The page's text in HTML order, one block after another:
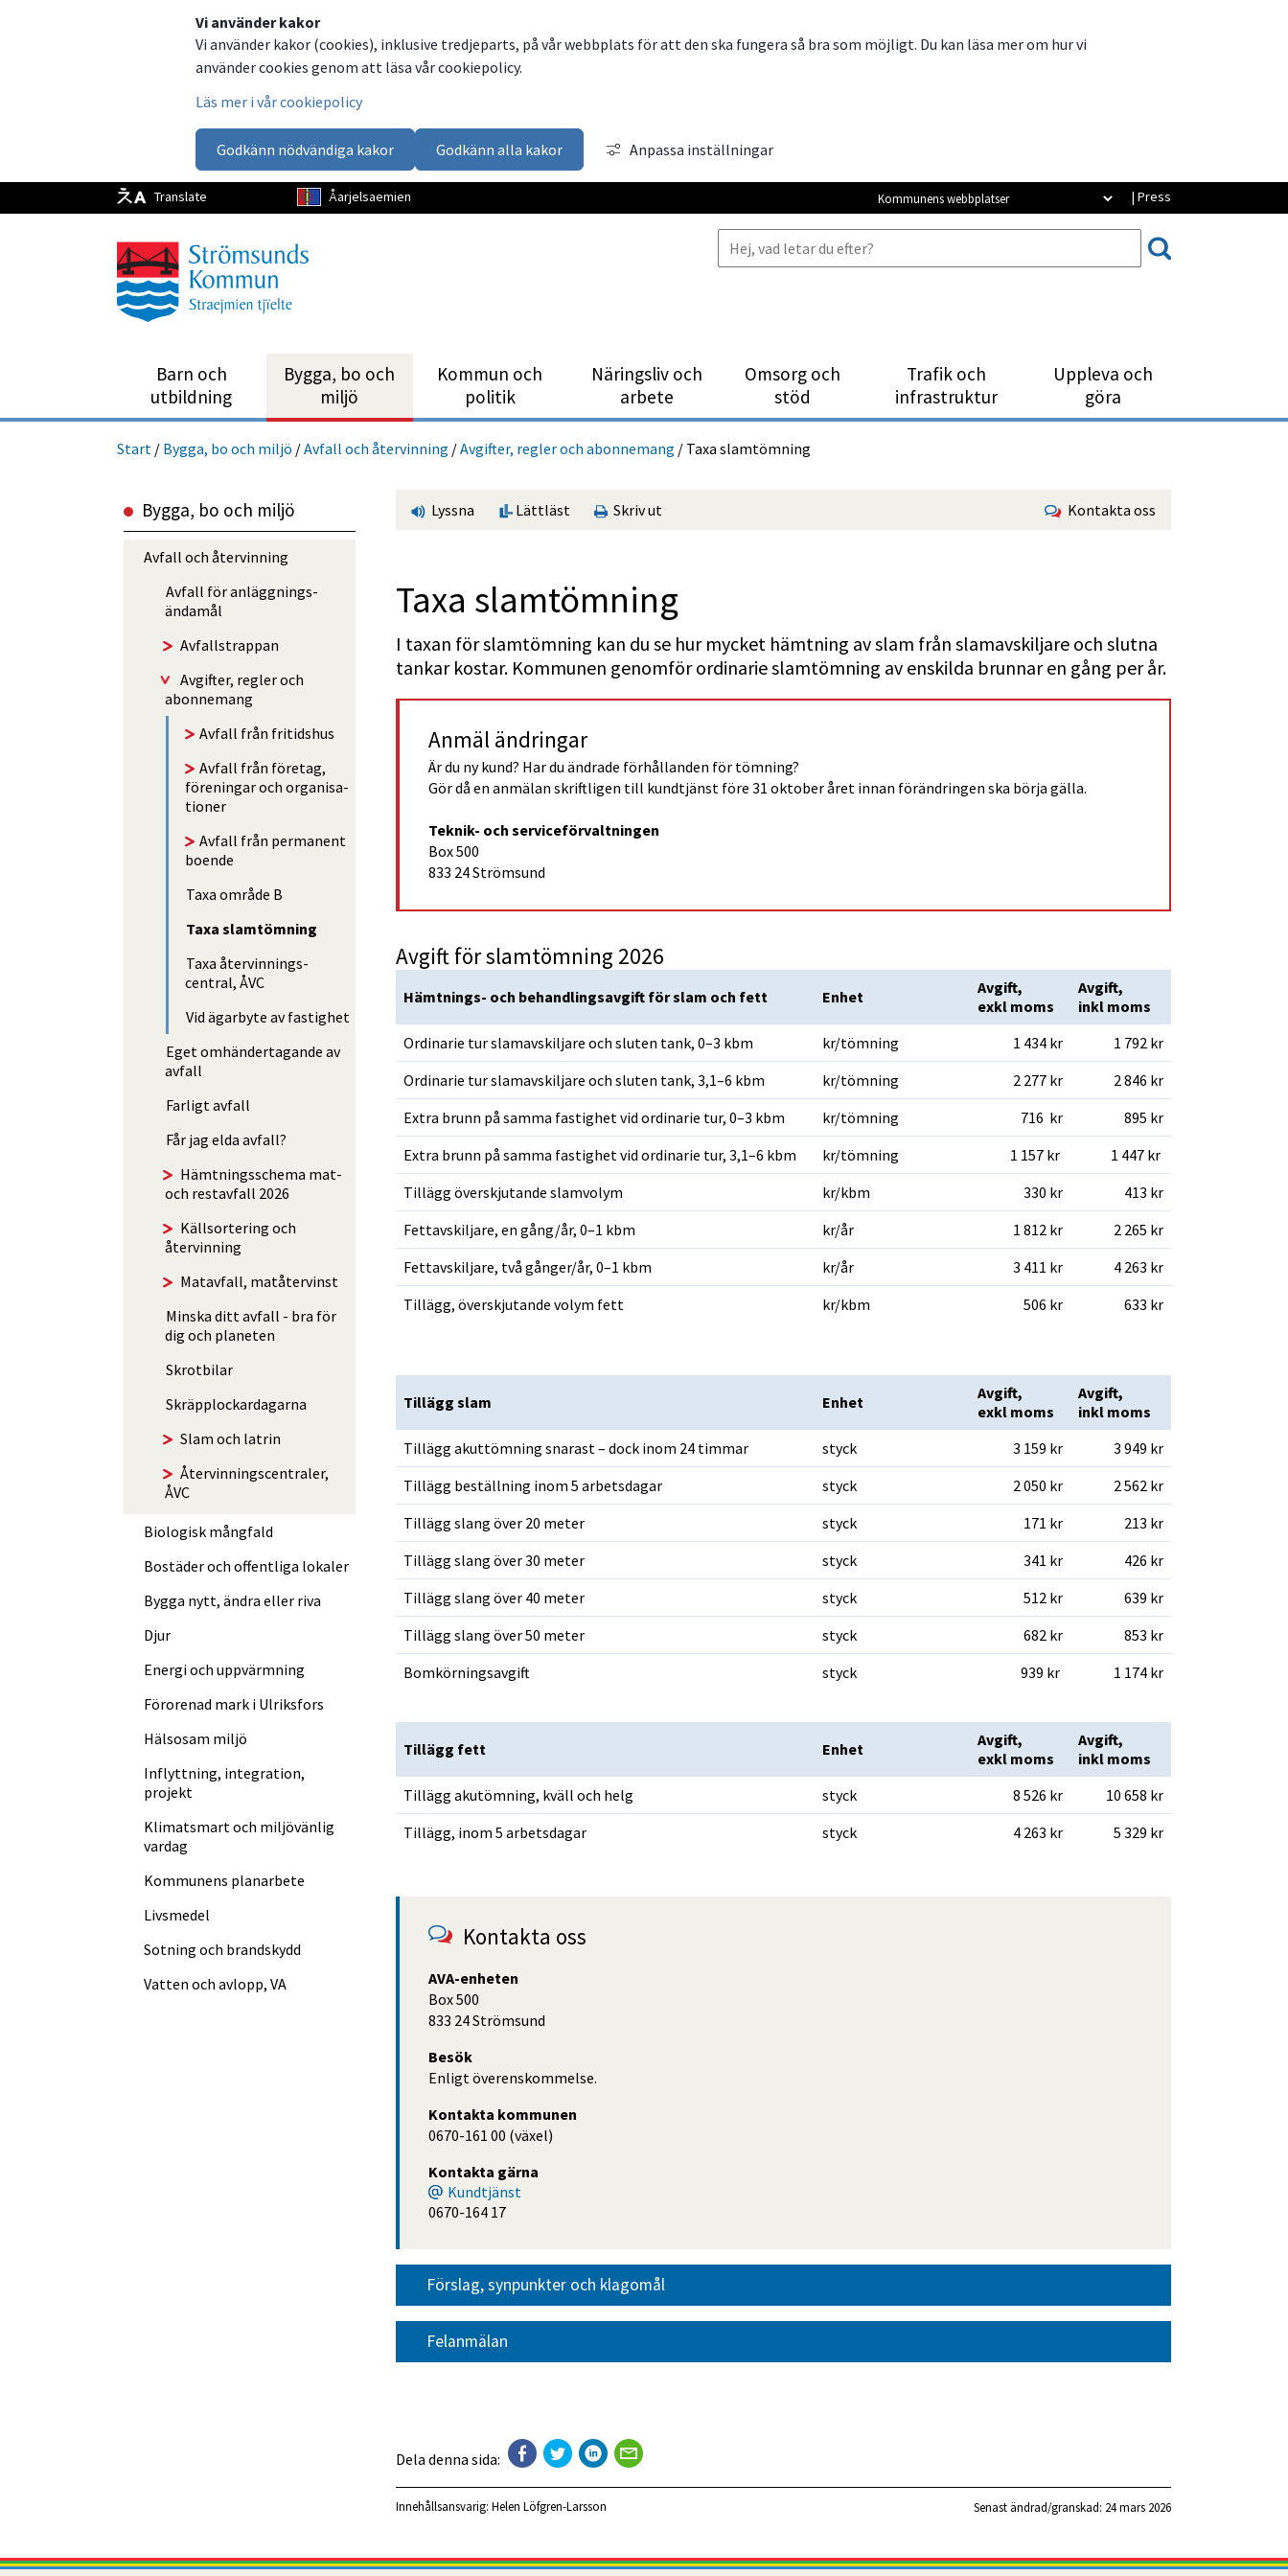
Vi använder kakor
Vi använder kakor (cookies), inklusive tredjeparts, på vår webbplats för att den ska fungera så bra som möjligt. Du kan läsa mer om hur vi
använder cookies genom att läsa vår cookiepolicy.
Läs mer i vår cookiepolicy
Godkänn nödvändiga kakor Godkänn alla kakor Anpassa inställningar
Translate Åarjelsaemien | Press
Kommunens webbplatser
Barn och
utbild­ning
Bygga, bo och
miljö
Kommun och
politik
Närings­liv och
arbete
Omsorg och
stöd
Trafik och
infrastruktur
Uppleva och
göra
Start / Bygga, bo och miljö /Avfall och återvinning /Avgifter, regler och abonnemang / Taxa slamtömning
Lyssna Lättläst Skriv ut Kontakta oss
Taxa slamtömning
I taxan för slamtömning kan du se hur mycket hämtning av slam från slamavskiljare och slutna
tankar kostar. Kommunen genomför ordinarie slamtömning av enskilda brunnar en gång per år.
Anmäl ändringar
Är du ny kund? Har du ändrade förhållanden för tömning?
Gör då en anmälan skriftligen till kundtjänst före 31 oktober året innan förändringen ska börja gälla.
Teknik- och serviceförvaltningen
Box 500
833 24 Strömsund
Avgift för slamtömning 2026
Hämtnings- och behandlingsavgift för slam och fett Enhet
Avgift,
exkl moms
Avgift,
inkl moms
Ordinarie tur slamavskiljare och sluten tank, 0–3 kbm
kr/tömning 1 434 kr
1 792 kr
Ordinarie tur slamavskiljare och sluten tank, 3,1–6 kbm
kr/tömning 2 277 kr
2 846 kr
Extra brunn på samma fastighet vid ordinarie tur, 0–3 kbm
kr/tömning 716  kr
895 kr
Extra brunn på samma fastighet vid ordinarie tur, 3,1–6 kbm
kr/tömning 1 157 kr
1 447 kr
Tillägg överskjutande slamvolym
kr/kbm 330 kr
413 kr
Fettavskiljare, en gång/år, 0–1 kbm
kr/år 1 812 kr
2 265 kr
Fettavskiljare, två gånger/år, 0–1 kbm
kr/år 3 411 kr
4 263 kr
Tillägg, överskjutande volym fett
kr/kbm 506 kr 633 kr
Tillägg slam Enhet
Avgift,
exkl moms
Avgift,
inkl moms
Tillägg akuttömning snarast – dock inom 24 timmar
styck 3 159 kr
3 949 kr
Tillägg beställning inom 5 arbetsdagar
styck 2 050 kr
2 562 kr
Tillägg slang över 20 meter
styck 171 kr
213 kr
Tillägg slang över 30 meter
styck 341 kr
426 kr
Tillägg slang över 40 meter
styck 512 kr
639 kr
Tillägg slang över 50 meter
styck 682 kr
853 kr
Bomkörningsavgift
styck 939 kr 1 174 kr
Tillägg fett Enhet
Avgift,
exkl moms
Avgift,
inkl moms
Tillägg akutömning, kväll och helg
styck 8 526 kr
10 658 kr
Tillägg, inom 5 arbetsdagar
styck 4 263 kr 5 329 kr
Kontakta oss
AVA-enheten
Box 500
833 24 Strömsund
Besök
Enligt överenskommelse.
Kontakta kommunen
0670-161 00 (växel)
Kontakta gärna
Kundtjänst
0670-164 17
Förslag, synpunkter och klagomål
Felanmälan
Dela denna sida:
Innehållsansvarig: Helen Löfgren-Larsson Senast ändrad/granskad: 24 mars 2026
Bygga, bo och miljö
Avfall och återvinning
Avfall för anlägg­nings­
ändamål
Avfalls­trappan
Avgifter, regler och
abonnemang
Avfall från fritidshus
Avfall från företag,
föreningar och organi­sa­
tioner
Avfall från permanent
boende
Taxa område B
Taxa slamtömning
Taxa åter­vinnings­
central, ÅVC
Vid ägarbyte av fastighet
Eget omhänder­tagande av
avfall
Farligt avfall
Får jag elda avfall?
Hämtningsschema mat-
och restavfall 2026
Käll­sorte­ring och
återvinning
Matavfall, matåtervinst
Minska ditt avfall - bra för
dig och planeten
Skrotbilar
Skräp­­plockar­­dagarna
Slam och latrin
Åter­vin­nings­centraler,
ÅVC
Biologisk mångfald
Bostäder och offentliga lokaler
Bygga nytt, ändra eller riva
Djur
Energi och uppvärmning
Förorenad mark i Ulriksfors
Hälsosam miljö
Inflyttning, integration,
projekt
Klimatsmart och miljövänlig
vardag
Kommunens planarbete
Livsmedel
Sotning och brandskydd
Vatten och avlopp, VA